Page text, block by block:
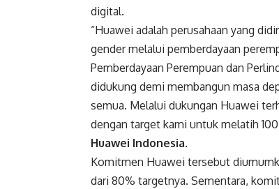
digital.
“Huawei adalah perusahaan yang
gender melalui pemberdayaan
Pemberdayaan Perempuan dan
didukung demi membangun masa
semua. Melalui dukungan Huawei
dengan target kami untuk melatih
Huawei Indonesia.
Komitmen Huawei tersebut
dari 80% targetnya. Sementara,